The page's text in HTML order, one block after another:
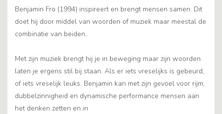
Benjamin Fro (1994) inspireert en brengt mensen samen. Dit
doet hij door middel van woorden of muziek maar meestal de
combinatie van beiden..
Met zijn muziek brengt hij je in beweging maar zijn woorden
laten je ergens stil bij staan. Als er iets vreselijks is gebeurd,
of iets vreselijk leuks. Benjamin kan met zijn gevoel voor rijm,
dubbelzinnigheid en dynamische performance mensen aan
het denken zetten en in